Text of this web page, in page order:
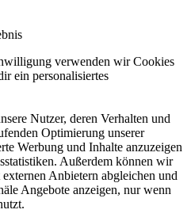
verwenden wir Cookies
ein personalisiertes
Nutzer, deren Verhalten und
Optimierung unserer
Werbung und Inhalte anzuzeigen
Außerdem können wir
Anbietern abgleichen und
Angebote anzeigen, nur wenn